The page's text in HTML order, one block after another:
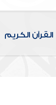
القرآن الكريم